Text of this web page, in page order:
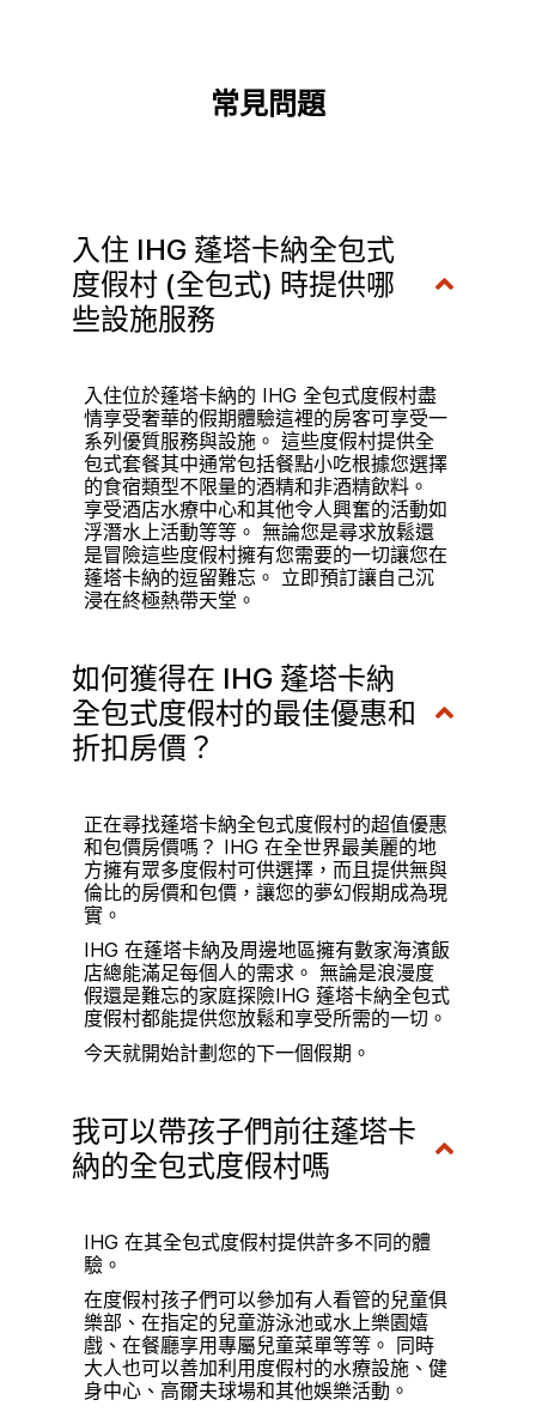
常見問題
入住 IHG 蓬塔卡納全包式
度假村 (全包式) 時提供哪
些設施服務
入住位於蓬塔卡納的 IHG 全包式度假村盡
情享受奢華的假期體驗這裡的房客可享受一
系列優質服務與設施。 這些度假村提供全
包式套餐其中通常包括餐點小吃根據您選擇
的食宿類型不限量的酒精和非酒精飲料。
享受酒店水療中心和其他令人興奮的活動如
浮潛水上活動等等。 無論您是尋求放鬆還
是冒險這些度假村擁有您需要的一切讓您在
蓬塔卡納的逗留難忘。 立即預訂讓自己沉
浸在終極熱帶天堂。
如何獲得在 IHG 蓬塔卡納
全包式度假村的最佳優惠和
折扣房價？
正在尋找蓬塔卡納全包式度假村的超值優惠
和包價房價嗎？ IHG 在全世界最美麗的地
方擁有眾多度假村可供選擇，而且提供無與
倫比的房價和包價，讓您的夢幻假期成為現
實。
IHG 在蓬塔卡納及周邊地區擁有數家海濱飯
店總能滿足每個人的需求。 無論是浪漫度
假還是難忘的家庭探險IHG 蓬塔卡納全包式
度假村都能提供您放鬆和享受所需的一切。
今天就開始計劃您的下一個假期。
我可以帶孩子們前往蓬塔卡
納的全包式度假村嗎
IHG 在其全包式度假村提供許多不同的體
驗。
在度假村孩子們可以參加有人看管的兒童俱
樂部、在指定的兒童游泳池或水上樂園嬉
戲、在餐廳享用專屬兒童菜單等等。 同時
大人也可以善加利用度假村的水療設施、健
身中心、高爾夫球場和其他娛樂活動。